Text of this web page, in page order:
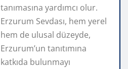
tanımasına yardımcı olur.
Erzurum Sevdası, hem yerel
hem de ulusal düzeyde,
Erzurum’un tanıtımına
katkıda bulunmayı